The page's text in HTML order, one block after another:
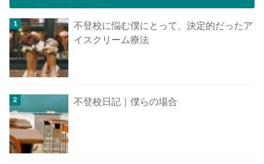
不登校に悩む僕にとって、決定的だったア
イスクリーム療法
不登校日記｜僕らの場合